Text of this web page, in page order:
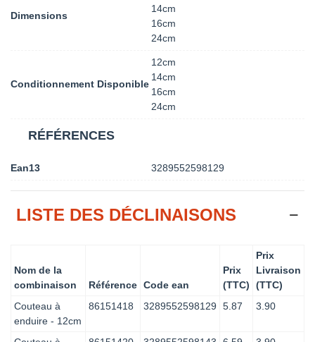
Dimensions
14cm
16cm
24cm
Conditionnement Disponible
12cm
14cm
16cm
24cm
RÉFÉRENCES
Ean13 3289552598129
LISTE DES DÉCLINAISONS
Nom de la
combinaison
Référence Code ean
Prix
(TTC)
Prix
Livraison
(TTC)
Couteau à
enduire - 12cm
86151418 3289552598129 5.87 3.90